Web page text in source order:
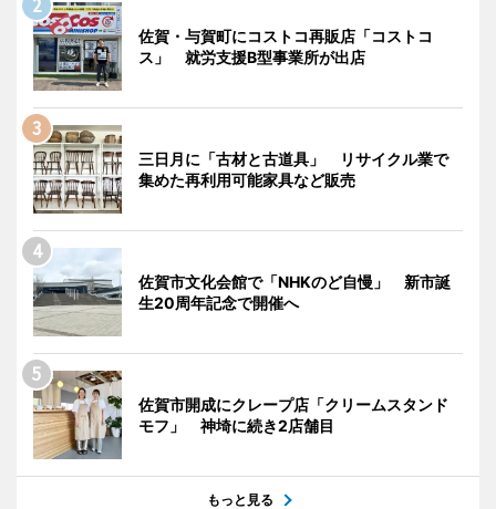
佐賀・与賀町にコストコ再販店「コストコ
ス」 就労支援B型事業所が出店
三日月に「古材と古道具」 リサイクル業で
集めた再利用可能家具など販売
佐賀市文化会館で「NHKのど自慢」 新市誕
生20周年記念で開催へ
佐賀市開成にクレープ店「クリームスタンド
モフ」 神埼に続き2店舗目
もっと見る